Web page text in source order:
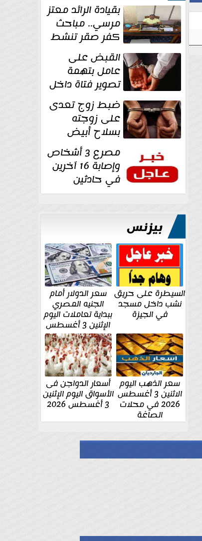
بقيادة الرائد معتز
مرسي.. مباحث
كفر صقر تنشط
بقوة وتوجه
ضربات أمنية... القبض على
عامل بتهمة
تصوير فتاة داخل
غرفة تغيير
الملابس بمحل في...ضبط زوج تعدى
على زوجته
بسلاح أبيض
وأصابها بجرح
قطعي في الوجه... مصرع 3 أشخاص
وإصابة 16 آخرين
في حادثين
بالشرقية اليوم
بيزنس
السيطرة على حريق
نشب داخل مسجد
في الجيزة
سعر الدولار أمام
الجنيه المصري
ببداية تعاملات اليوم
الإثنين 3 أغسطس
سعر الذهب اليوم
الاثنين 3 أغسطس
2026 في محلات
الصاغة
أسعار الدواجن فى
الأسواق اليوم الإثنين
3 أغسطس 2026